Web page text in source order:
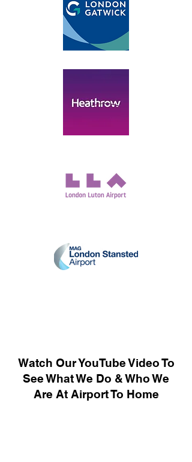
Watch Our YouTube Video To
See What We Do & Who We
Are At Airport To Home